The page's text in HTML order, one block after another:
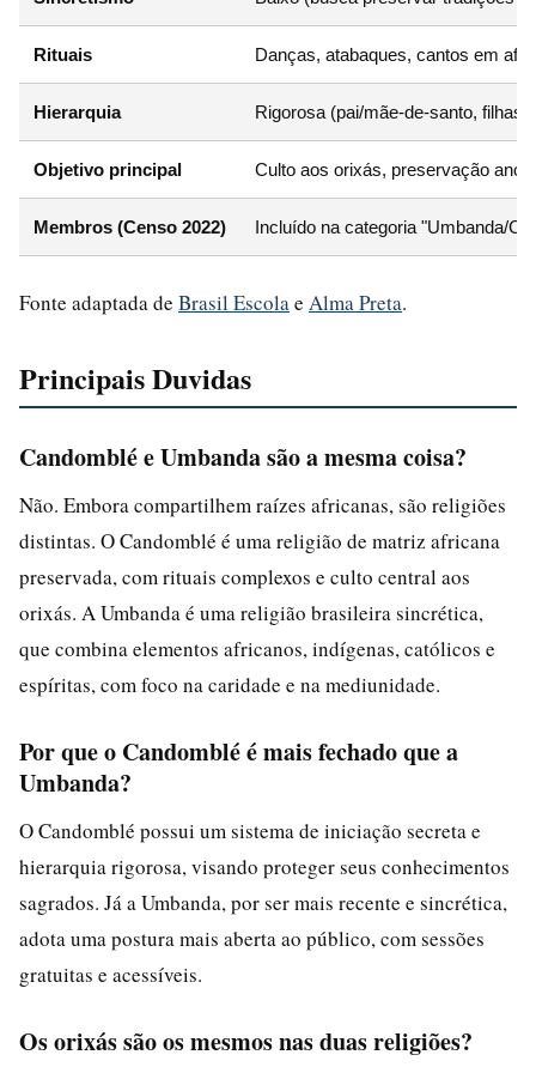
Rituais Danças, atabaques, cantos em
Hierarquia Rigorosa (pai/mãe-de-santo, filhas/
Objetivo principal Culto aos orixás, preservação
Membros (Censo 2022) Incluído na categoria "Umbanda/
Fonte adaptada de Brasil Escola e Alma Preta.
Principais Duvidas
Candomblé e Umbanda são a mesma coisa?
Não. Embora compartilhem raízes africanas, são religiões
distintas. O Candomblé é uma religião de matriz africana
preservada, com rituais complexos e culto central aos
orixás. A Umbanda é uma religião brasileira sincrética,
que combina elementos africanos, indígenas, católicos e
espíritas, com foco na caridade e na mediunidade.
Por que o Candomblé é mais fechado que a
Umbanda?
O Candomblé possui um sistema de iniciação secreta e
hierarquia rigorosa, visando proteger seus conhecimentos
sagrados. Já a Umbanda, por ser mais recente e sincrética,
adota uma postura mais aberta ao público, com sessões
gratuitas e acessíveis.
Os orixás são os mesmos nas duas religiões?